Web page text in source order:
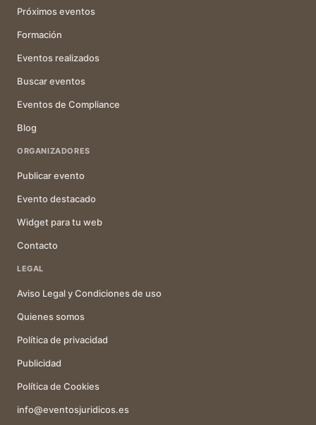
Próximos eventos
Formación
Eventos realizados
Buscar eventos
Eventos de Compliance
Blog
ORGANIZADORES
Publicar evento
Evento destacado
Widget para tu web
Contacto
LEGAL
Aviso Legal y Condiciones de uso
Quienes somos
Política de privacidad
Publicidad
Política de Cookies
info@eventosjuridicos.es